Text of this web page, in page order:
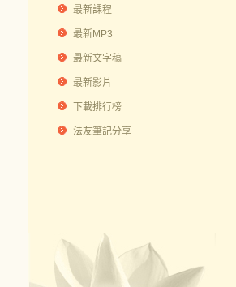
最新課程
最新MP3
最新文字稿
最新影片
下載排行榜
法友筆記分享